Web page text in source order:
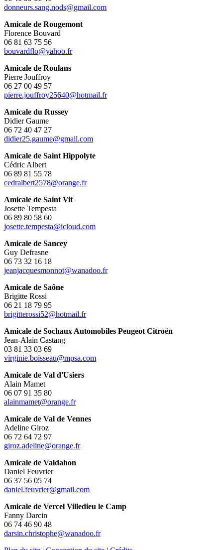
donneurs.sang.nods@gmail.com
Amicale de Rougemont
Florence Bouvard
06 81 63 75 56
bouvardflo@yahoo.fr
Amicale de Roulans
Pierre Jouffroy
06 27 00 49 57
pierre.jouffroy25640@hotmail.fr
Amicale du Russey
Didier Gaume
06 72 40 47 27
didier25.gaume@gmail.com
Amicale de Saint Hippolyte
Cédric Albert
06 89 81 55 78
cedralbert2578@orange.fr
Amicale de Saint Vit
Josette Tempesta
06 89 80 58 60
josette.tempesta@icloud.com
Amicale de Sancey
Guy Defrasne
06 73 32 16 18
jeanjacquesmonnot@wanadoo.fr
Amicale de Saône
Brigitte Rossi
06 21 18 79 95
brigitterossi52@hotmail.fr
Amicale de Sochaux Automobiles Peugeot Citroën
Jean-Alain Castang
03 81 33 03 69
virginie.boisseau@mpsa.com
Amicale de Val d'Usiers
Alain Mamet
06 07 91 35 80
alainmamet@orange.fr
Amicale de Val de Vennes
Adeline Giroz
06 72 64 72 97
giroz.adeline@orange.fr
Amicale de Valdahon
Daniel Feuvrier
06 37 56 05 74
daniel.feuvrier@gmail.com
Amicale de Vercel Villedieu le Camp
Fanny Darcin
06 74 46 90 48
darsin.christophe@wanadoo.fr